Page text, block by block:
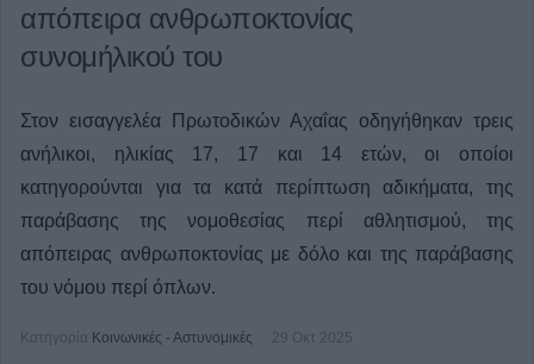
απόπειρα ανθρωποκτονίας
συνομήλικού του
Στον εισαγγελέα Πρωτοδικών Αχαΐας οδηγήθηκαν τρεις
ανήλικοι, ηλικίας 17, 17 και 14 ετών, οι οποίοι
κατηγορούνται για τα κατά περίπτωση αδικήματα, της
παράβασης της νομοθεσίας περί αθλητισμού, της
απόπειρας ανθρωποκτονίας με δόλο και της παράβασης
του νόμου περί όπλων.
Κατηγορία Κοινωνικές - Αστυνομικές 29 Οκτ 2025